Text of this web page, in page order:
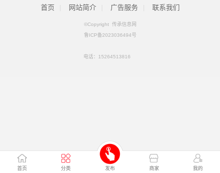
首页 分类 发布 商家 我的
首页 网站简介 广告服务 联系我们
©Copyright 传承信息网
鲁ICP备2023036494号
电话： 15264513816